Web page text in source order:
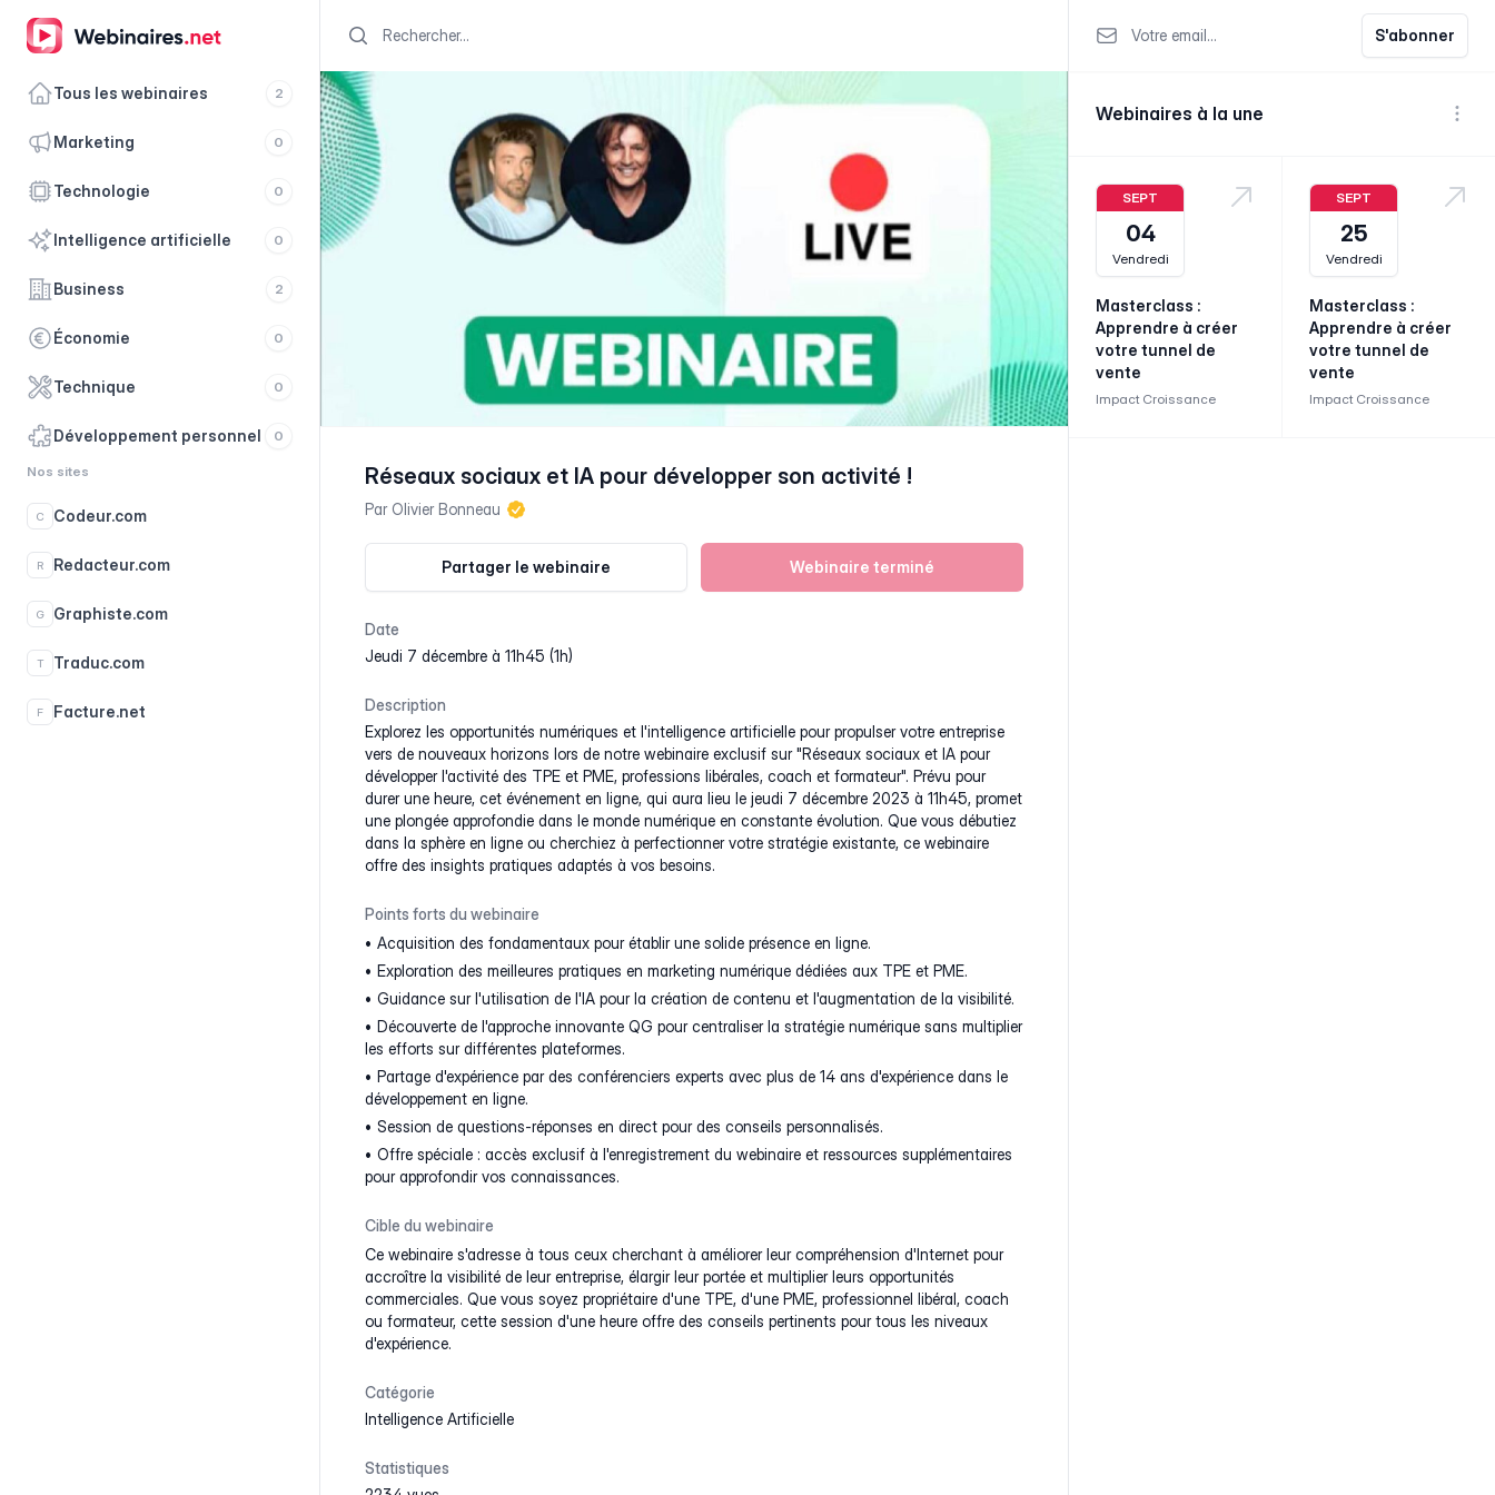
Tous les webinaires 2
marketing 0
technologie 0
intelligence artificielle 0
business 2
économie 0
technique 0
développement personnel 0
Nos sites
C Codeur.com
R Redacteur.com
G Graphiste.com
T Traduc.com
F Facture.net
Search
Réseaux sociaux et IA pour développer son activité !
Par Olivier Bonneau
Partager le webinaire Webinaire terminé
Date
jeudi 7 décembre à 11h45 (1h)
Description
Explorez les opportunités numériques et l'intelligence artificielle pour propulser votre entreprise
vers de nouveaux horizons lors de notre webinaire exclusif sur "Réseaux sociaux et IA pour
développer l'activité des TPE et PME, professions libérales, coach et formateur". Prévu pour
durer une heure, cet événement en ligne, qui aura lieu le jeudi 7 décembre 2023 à 11h45, promet
une plongée approfondie dans le monde numérique en constante évolution. Que vous débutiez
dans la sphère en ligne ou cherchiez à perfectionner votre stratégie existante, ce webinaire
offre des insights pratiques adaptés à vos besoins.
Points forts du webinaire
Acquisition des fondamentaux pour établir une solide présence en ligne.
Exploration des meilleures pratiques en marketing numérique dédiées aux TPE et PME.
Guidance sur l'utilisation de l'IA pour la création de contenu et l'augmentation de la visibilité.
Découverte de l'approche innovante QG pour centraliser la stratégie numérique sans multiplier
les efforts sur différentes plateformes.
Partage d'expérience par des conférenciers experts avec plus de 14 ans d'expérience dans le
développement en ligne.
Session de questions-réponses en direct pour des conseils personnalisés.
Offre spéciale : accès exclusif à l'enregistrement du webinaire et ressources supplémentaires
pour approfondir vos connaissances.
Cible du webinaire
Ce webinaire s'adresse à tous ceux cherchant à améliorer leur compréhension d'Internet pour
accroître la visibilité de leur entreprise, élargir leur portée et multiplier leurs opportunités
commerciales. Que vous soyez propriétaire d'une TPE, d'une PME, professionnel libéral, coach
ou formateur, cette session d'une heure offre des conseils pertinents pour tous les niveaux
d'expérience.
Catégorie
Intelligence Artificielle
Statistiques
Votre email S'abonner
Webinaires à la une
Voir
SEPT
04
Vendredi
Masterclass :
Apprendre à créer
votre tunnel de
vente
Impact Croissance
SEPT
25
Vendredi
Masterclass :
Apprendre à créer
votre tunnel de
vente
Impact Croissance